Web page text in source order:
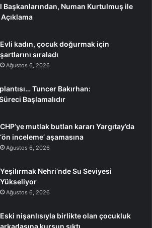
Başkanlarından, Numan Kurtulmuş ile
Evli kadın, çocuk doğurmak için
şartlarını sıraladı
Ağustos 6, 2026
Tuncer Bakırhan:
Başlamalıdır
CHP’ye mutlak butlan kararı Yargıtay’da
‘ön inceleme’ aşamasına
Ağustos 6, 2026
Yeşilırmak Nehri’nde Su Seviyesi
Yükseliyor
Ağustos 6, 2026
Eski nişanlısıyla birlikte olan çocukluk
arkadaşına kurşun sıktı